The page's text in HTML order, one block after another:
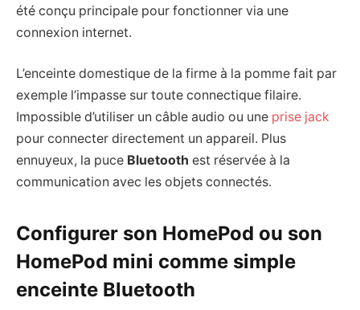
été conçu principale pour fonctionner via une
connexion internet.
L’enceinte domestique de la firme à la pomme fait par
exemple l’impasse sur toute connectique filaire.
Impossible d’utiliser un câble audio ou une prise jack
pour connecter directement un appareil. Plus
ennuyeux, la puce Bluetooth est réservée à la
communication avec les objets connectés.
Configurer son HomePod ou son
HomePod mini comme simple
enceinte Bluetooth